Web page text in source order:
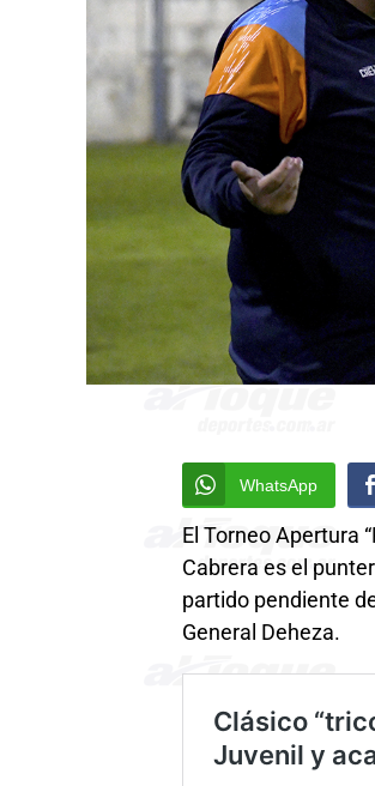
WhatsApp
El Torneo Apertura
Cabrera es el
partido pendiente
General Deheza.